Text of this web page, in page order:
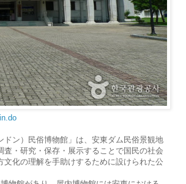
ン）民俗博物館」は、安東ダム民俗景観地
・研究・保存・展示することで国民の社会
化の理解を手助けするために設けられた公